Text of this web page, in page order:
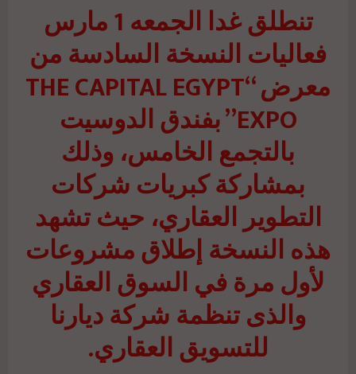
تنطلق غدا الجمعه 1 مارس
فعاليات النسخة السادسة من
معرض “THE CAPITAL EGYPT
EXPO” بفندق الدوسيت
بالتجمع الخامس، وذلك
بمشاركة كبريات شركات
التطوير العقاري، حيث تشهد
هذه النسخة إطلاق مشروعات
لأول مرة في السوق العقاري
والذى تنظمة شركة ديارنا
للتسويق العقاري.